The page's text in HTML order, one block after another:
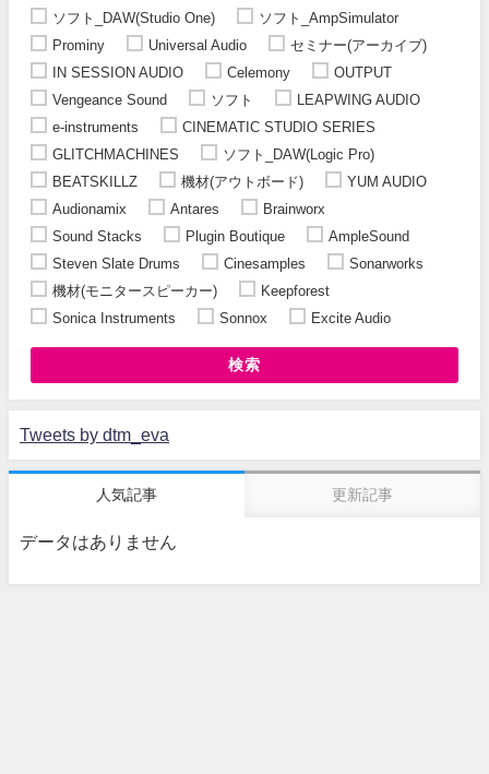
ソフト_DAW(Studio One)
ソフト_AmpSimulator
Prominy
Universal Audio
セミナー(アーカイブ)
IN SESSION AUDIO
Celemony
OUTPUT
Vengeance Sound
ソフト
LEAPWING AUDIO
e-instruments
CINEMATIC STUDIO SERIES
GLITCHMACHINES
ソフト_DAW(Logic Pro)
BEATSKILLZ
機材(アウトボード)
YUM AUDIO
Audionamix
Antares
Brainworx
Sound Stacks
Plugin Boutique
AmpleSound
Steven Slate Drums
Cinesamples
Sonarworks
機材(モニタースピーカー)
Keepforest
Sonica Instruments
Sonnox Excite Audio
検索
Tweets by dtm_eva
人気記事 更新記事
データはありません